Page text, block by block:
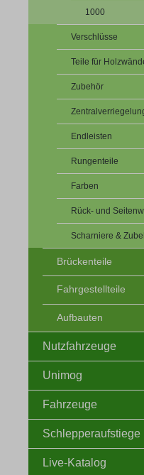
1000
Verschlüsse
Teile für
Zubehör
Endleisten
Rungenteile
Farben
Rück- und
Scharniere &
Brückenteile
Fahrgestellteile
Aufbauten
Nutzfahrzeuge
Unimog
Fahrzeuge
Schlepperaufstiege
Live-Katalog